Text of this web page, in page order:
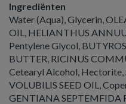
Ingrediënten
Water (Aqua), Glycerin,
OIL, HELIANTHUS
Pentylene Glycol,
BUTTER, RICINUS
Cetearyl Alcohol,
VOLUBILIS SEED OIL,
GENTIANA SEPTEMFIDA